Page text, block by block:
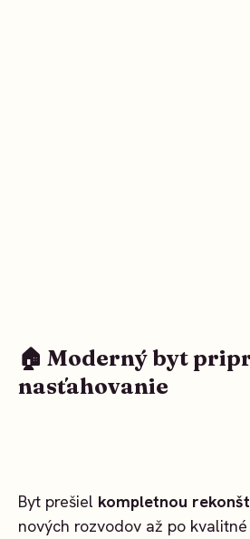
🏠 Moderný byt
nasťahovanie
Byt prešiel kompletnou
nových rozvodov až po